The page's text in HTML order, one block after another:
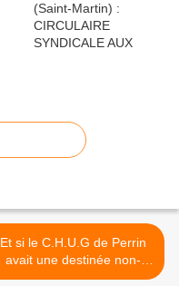
Et si le C.H.U.G de Perrin
avait une destinée non-
avouée ? >